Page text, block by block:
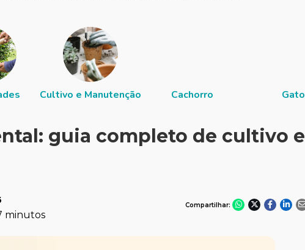
Cultivo e Manutenção Cachorro Gato
guia completo de cultivo e
minutos
Compartilhar: